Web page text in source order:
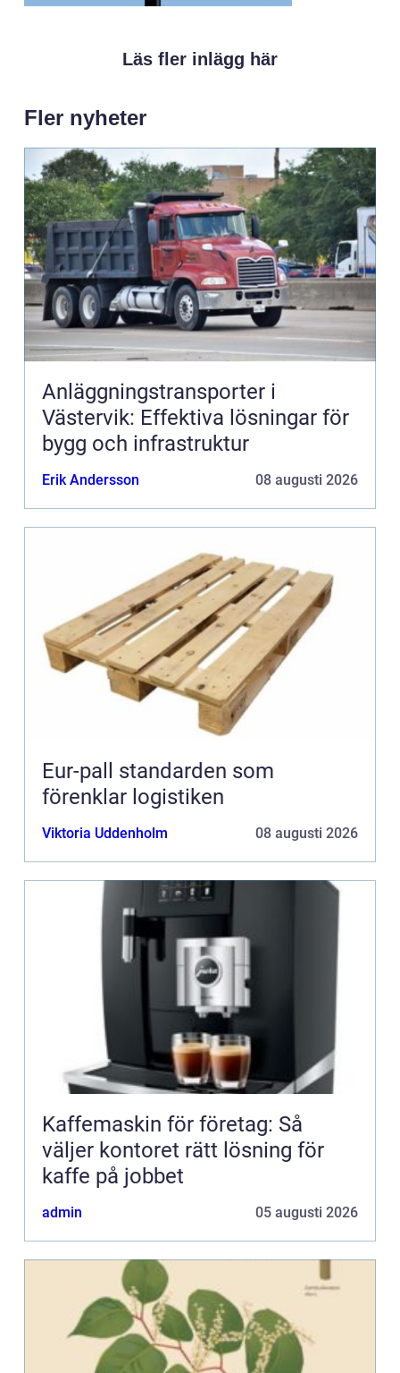
Läs fler inlägg här
Fler nyheter
Anläggningstransporter i
Västervik: Effektiva lösningar för
bygg och infrastruktur
Erik Andersson 08 augusti 2026
Eur-pall standarden som
förenklar logistiken
Viktoria Uddenholm 08 augusti 2026
Kaffemaskin för företag: Så
väljer kontoret rätt lösning för
kaffe på jobbet
admin 05 augusti 2026